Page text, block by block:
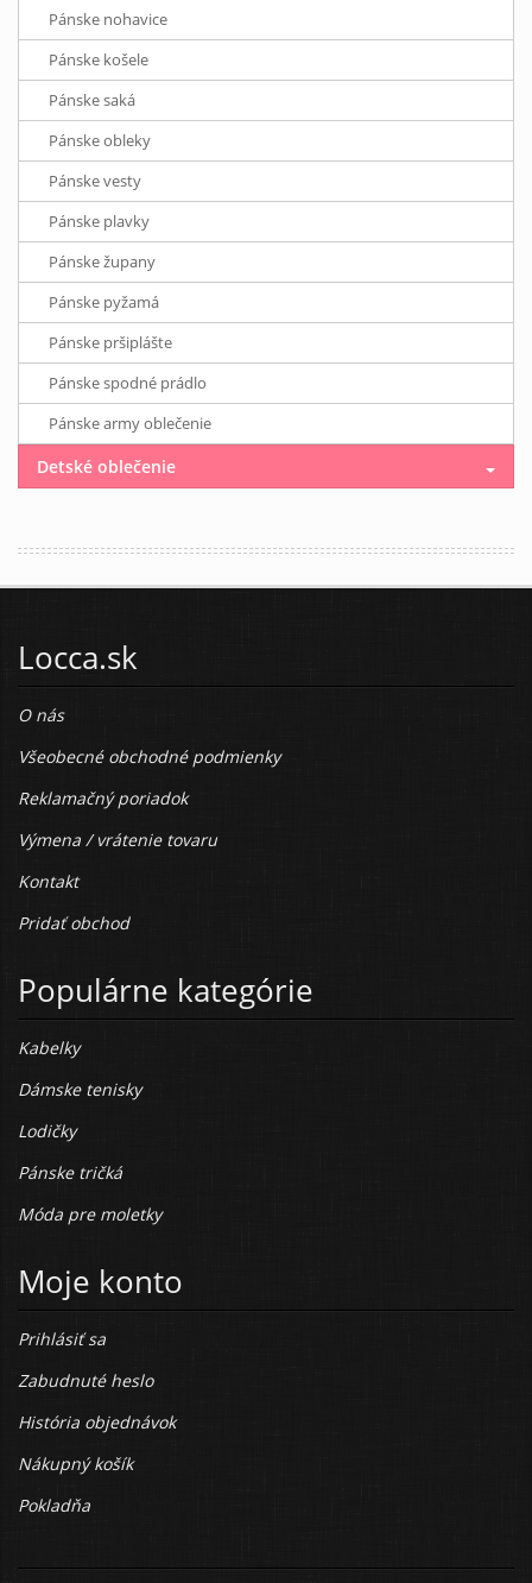
Pánske nohavice
Pánske košele
Pánske saká
Pánske obleky
Pánske vesty
Pánske plavky
Pánske župany
Pánske pyžamá
Pánske pršiplášte
Pánske spodné prádlo
Pánske army oblečenie
Detské oblečenie
Locca.sk
O nás
Všeobecné obchodné podmienky
Reklamačný poriadok
Výmena / vrátenie tovaru
Kontakt
Pridať obchod
Populárne kategórie
Kabelky
Dámske tenisky
Lodičky
Pánske tričká
Móda pre moletky
Moje konto
Prihlásiť sa
Zabudnuté heslo
História objednávok
Nákupný košík
Pokladňa